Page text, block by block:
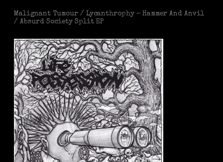
Malignant Tumour / Lycanthrophy – Hammer And Anvil
/ Absurd Society Split EP